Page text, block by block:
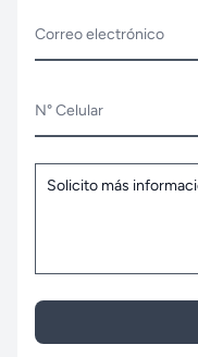
Correo electrónico
N° Celular